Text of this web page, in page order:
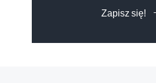
Zapisz się!